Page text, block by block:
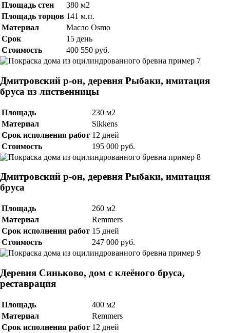
Площадь стен
380 м2
Площадь торцов 141 м.п.
Материал
Масло Osmo
Срок
15 день
Стоимость
400 550 руб.
Дмитровский р-он, деревня Рыбаки, имитация
бруса из лиственницы
Площадь
230 м2
Материал
Sikkens
Срок исполнения работ 12 дней
Стоимость
195 000 руб.
Дмитровский р-он, деревня Рыбаки, имитация
бруса
Площадь
260 м2
Материал
Remmers
Срок исполнения работ 15 дней
Стоимость
247 000 руб.
Деревня Синьково, дом с клеёного бруса,
реставрация
Площадь
400 м2
Материал
Remmers
Срок исполнения работ 12 дней